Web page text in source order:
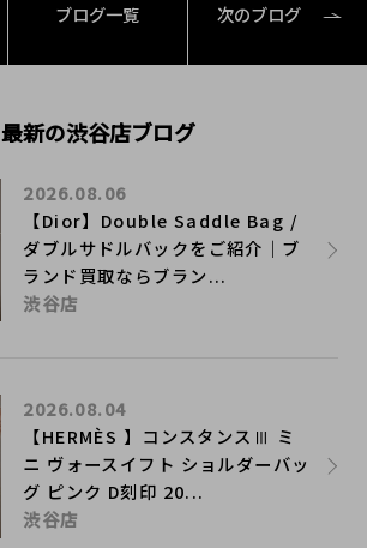
ブログ一覧 次のブログ
最新の渋谷店ブログ
【Dior】Double Saddle Bag /
ダブルサドルバックをご紹介｜ブ
ランド買取ならブラン...
2026.08.06
渋谷店
【HERMÈS 】コンスタンスⅢ ミ
ニ ヴォースイフト ショルダーバッ
グ ピンク D刻印 20...
2026.08.04
渋谷店